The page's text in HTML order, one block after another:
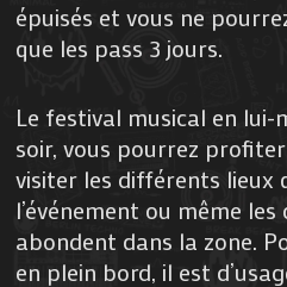
épuisés et vous ne
que les pass 3 jours.
Le festival musical en lui-
soir, vous pourrez
visiter les différents lieux
l’événement ou même
abondent dans la zone.
en plein bord, il est